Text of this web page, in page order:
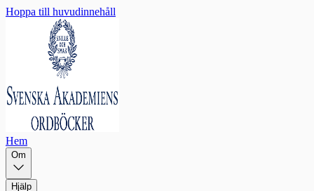
Hoppa till huvudinnehåll
Hem
Om
Hjälp